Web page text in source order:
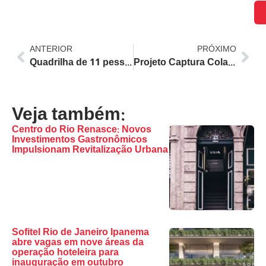
ANTERIOR
Quadrilha de 11 pessoas invade obra da prefeitura em Niterói, agride segurança e furta materiais de quase R$ 500 mil
PRÓXIMO
Projeto Captura Colabora na Prisão de Líder do Comando Vermelho Foragido da Justiça no Rio de Janeiro
Veja também:
Centro do Rio Renasce: Novos
Investimentos Gastronômicos
Impulsionam Revitalização Urbana
Sofitel Rio de Janeiro Ipanema
abre vagas em nove áreas da
operação hoteleira para